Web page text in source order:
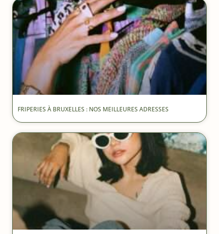
FRIPERIES À BRUXELLES : NOS MEILLEURES ADRESSES